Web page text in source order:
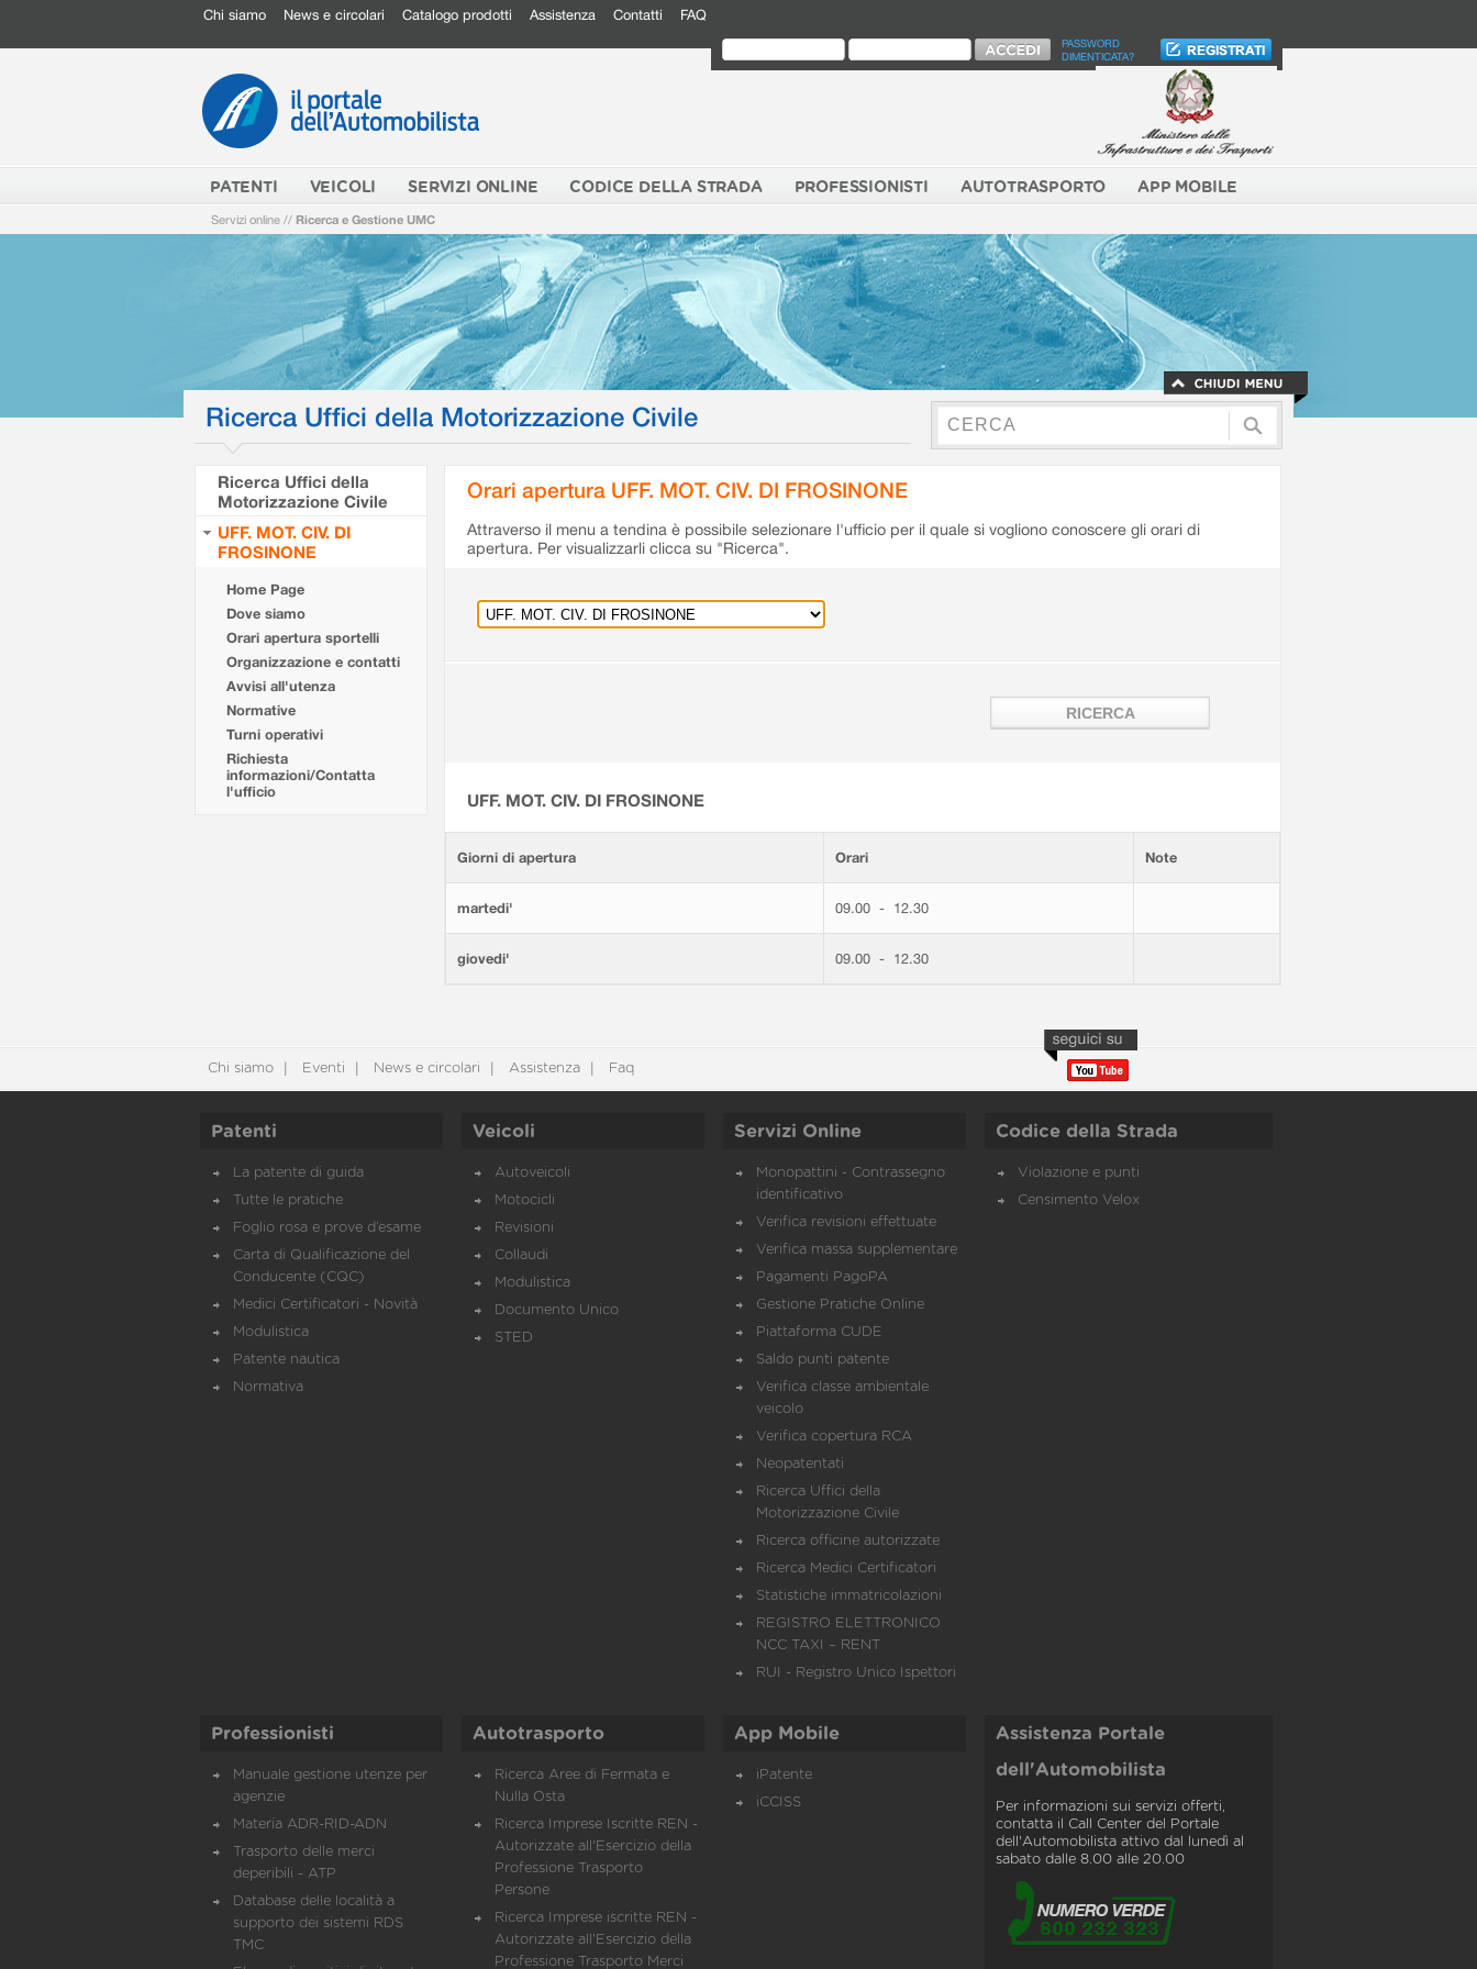
Chi siamo News e circolari Catalogo prodotti Assistenza Contatti FAQ
PASSWORD
DIMENTICATA?
PATENTI VEICOLI SERVIZI ONLINE CODICE DELLA STRADA PROFESSIONISTI AUTOTRASPORTO APP MOBILE
Servizi online // Ricerca e Gestione UMC
Ricerca Uffici della Motorizzazione Civile
Ricerca Uffici della
Motorizzazione Civile
UFF. MOT. CIV. DI
FROSINONE
Home Page
Dove siamo
Orari apertura sportelli
Organizzazione e contatti
Avvisi all'utenza
Normative
Turni operativi
Richiesta
informazioni/Contatta
l'ufficio
Orari apertura UFF. MOT. CIV. DI FROSINONE
Attraverso il menu a tendina è possibile selezionare l'ufficio per il quale si vogliono conoscere gli orari di
apertura. Per visualizzarli clicca su "Ricerca".
UFF. MOT. CIV. DI FROSINONE
Giorni di apertura Orari Note
martedi' 09.00 - 12.30
giovedi' 09.00 - 12.30
Chi siamo Eventi News e circolari Assistenza Faq
Patenti
La patente di guida
Tutte le pratiche
Foglio rosa e prove d’esame
Carta di Qualificazione del
Conducente (CQC)
Medici Certificatori - Novità
Modulistica
Patente nautica
Normativa
Veicoli
Autoveicoli
Motocicli
Revisioni
Collaudi
Modulistica
Documento Unico
STED
Servizi Online
Monopattini - Contrassegno
identificativo
Verifica revisioni effettuate
Verifica massa supplementare
Pagamenti PagoPA
Gestione Pratiche Online
Piattaforma CUDE
Saldo punti patente
Verifica classe ambientale
veicolo
Verifica copertura RCA
Neopatentati
Ricerca Uffici della
Motorizzazione Civile
Ricerca officine autorizzate
Ricerca Medici Certificatori
Statistiche immatricolazioni
REGISTRO ELETTRONICO
NCC TAXI – RENT
RUI - Registro Unico Ispettori
Codice della Strada
Violazione e punti
Censimento Velox
Professionisti
Manuale gestione utenze per
agenzie
Materia ADR-RID-ADN
Trasporto delle merci
deperibili - ATP
Database delle località a
supporto dei sistemi RDS
TMC
Autotrasporto
Ricerca Aree di Fermata e
Nulla Osta
Ricerca Imprese Iscritte REN -
Autorizzate all'Esercizio della
Professione Trasporto
Persone
Ricerca Imprese iscritte REN -
Autorizzate all'Esercizio della
Professione Trasporto Merci
App Mobile
iPatente
iCCISS
Assistenza Portale
dell'Automobilista
Per informazioni sui servizi offerti,
contatta il Call Center del Portale
dell'Automobilista attivo dal lunedì al
sabato dalle 8.00 alle 20.00